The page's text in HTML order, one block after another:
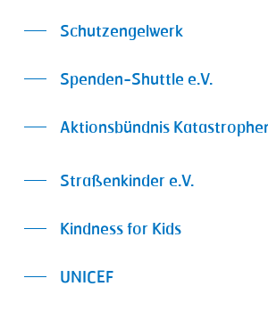
Schutzengelwerk
Spenden-Shuttle e.V.
Aktionsbündnis
Straßenkinder e.V.
Kindness for Kids
UNICEF